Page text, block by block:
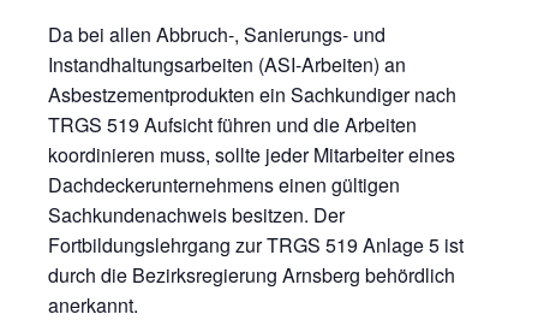
Da bei allen Abbruch-, Sanierungs- und
Instandhaltungsarbeiten (ASI-Arbeiten) an
Asbestzementprodukten ein Sachkundiger nach
TRGS 519 Aufsicht führen und die Arbeiten
koordinieren muss, sollte jeder Mitarbeiter eines
Dachdeckerunternehmens einen gültigen
Sachkundenachweis besitzen. Der
Fortbildungslehrgang zur TRGS 519 Anlage 5 ist
durch die Bezirksregierung Arnsberg behördlich
anerkannt.